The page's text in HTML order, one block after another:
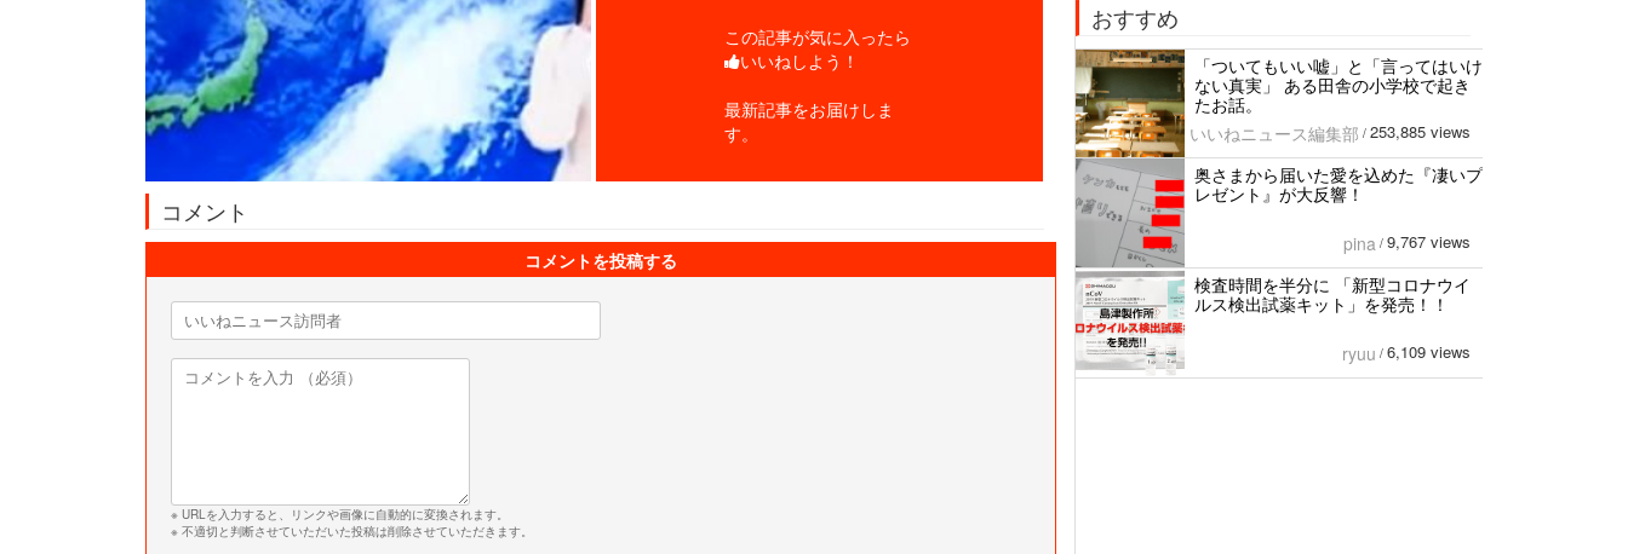
この記事が気に入ったら
いいねしよう！
最新記事をお届けしま
す。
コメント
コメントを投稿する
※ URLを入力すると、リンクや画像に自動的に変換されます。
※ 不適切と判断させていただいた投稿は削除させていただきます。
おすすめ
「ついてもいい嘘」と「言ってはいけ
ない真実」 ある田舎の小学校で起き
たお話。
いいねニュース編集部 / 253,885 views
奥さまから届いた愛を込めた『凄いプ
レゼント』が大反響！
pina / 9,767 views
検査時間を半分に 「新型コロナウイ
ルス検出試薬キット」を発売！！
ryuu / 6,109 views